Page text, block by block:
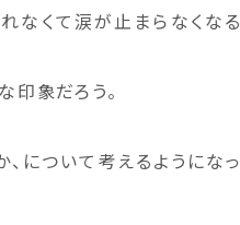
なくて涙が止まらなくなる
象だろう。
について考えるようになっ